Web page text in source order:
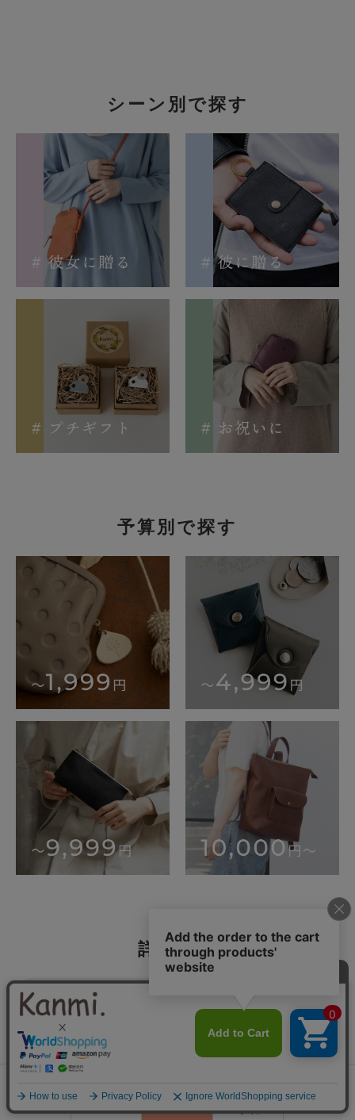
シーン別で探す
予算別で探す
詳細検索
キーワード
価格
商品タグ
会員登録
ログイン